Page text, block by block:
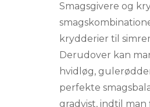
Smagsgivere og
krydderier til
Derudover kan
hvidløg,
perfekte
gradvist, indtil